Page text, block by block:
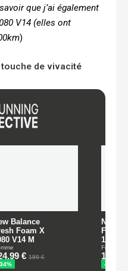
que j’ai également
V14 (elles ont
)
touche de vivacité